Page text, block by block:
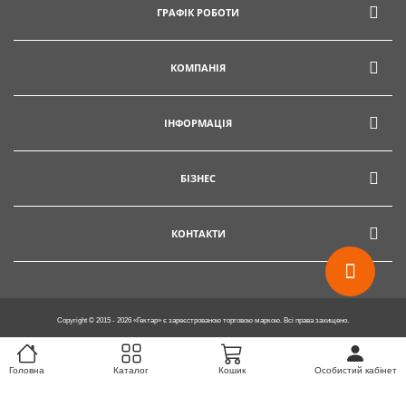
Головна Каталог Кошик Особистий кабінет
ГРАФІК РОБОТИ
КОМПАНІЯ
ІНФОРМАЦІЯ
БІЗНЕС
КОНТАКТИ
Copyright © 2015 - 2026 «Гектар» є зареєстрованою торговою маркою. Всі права захищено.